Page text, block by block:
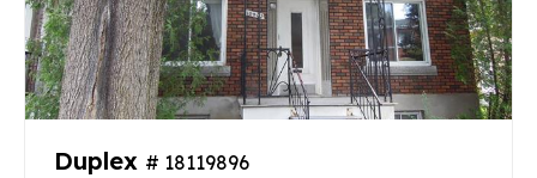
Duplex # 18119896